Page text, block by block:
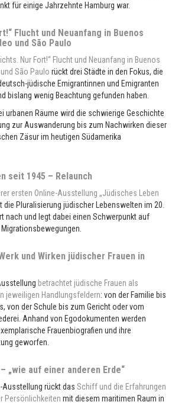
für einige Jahrzehnte Hamburg war.
Flucht und Neuanfang in Buenos
und São Paulo
Nur Fort!“ Flucht und Neuanfang in Buenos
São Paulo rückt drei Städte in den Fokus, die
jüdische Emigrantinnen und Emigranten
bislang wenig Beachtung gefunden haben.
urbanen Räume wird die schwierige Geschichte
zur Auswanderung bis zum Nachwirken dieser
Zäsur im heutigen Südamerika
seit 1945 – Relaunch
ersten Online-Ausstellung „Jüdisches Leben
die Pluralisierung jüdischer Lebenswelten im 20.
nach und legt dabei einen Schwerpunkt auf
und Wirken jüdischer Frauen in
betrachtet jüdische Frauen als
jeweiligen Handlungsfeldern: von der Familie bis
von der Schule bis zum Gericht oder vom
Anhand von Egodokumenten werden
Frauenbiografien und ihre
geworfen.
„wie auf einer anderen Erde“
Ausstellung rückt das Schiff und die Erfahrungen
Persönlichkeiten mit diesem maritimen Raum in